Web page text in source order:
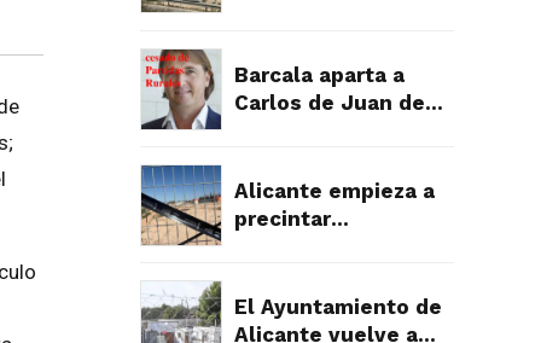
asentamientos
ilegales y abre la
Barcala aparta a
Carlos de Juan de
vecinal por su
gestión
Alicante empieza a
precintar
paso hacia el orden
urbanístico en las
El Ayuntamiento de
Alicante vuelve a